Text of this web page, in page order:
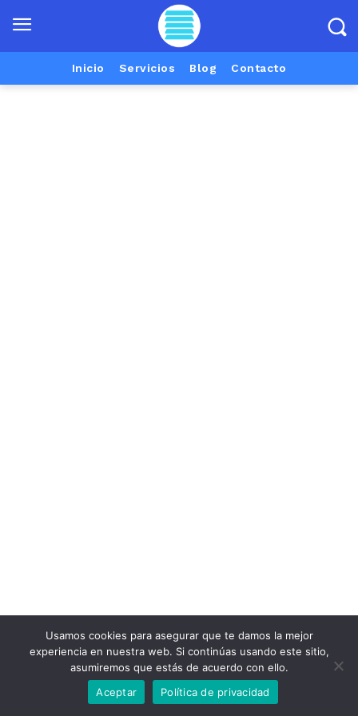
Inicio Servicios Blog Contacto
Usamos cookies para asegurar que te damos la mejor
experiencia en nuestra web. Si continúas usando este sitio,
asumiremos que estás de acuerdo con ello.
Aceptar
Política de privacidad